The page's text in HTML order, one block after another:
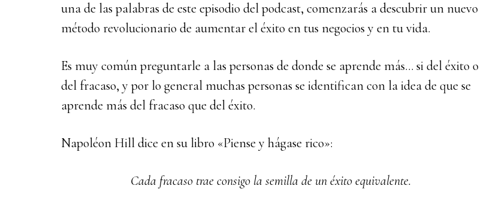
arriba/abajo
o
disminuir
una de las palabras de este episodio del podcast, comenzarás a descubrir un nuevo
método revolucionario de aumentar el éxito en tus negocios y en tu vida.
Es muy común preguntarle a las personas de donde se aprende más… si del éxito o
del fracaso, y por lo general muchas personas se identifican con la idea de que se
aprende más del fracaso que del éxito.
Napoléon Hill dice en su libro «Piense y hágase rico»:
Cada fracaso trae consigo la semilla de un éxito equivalente.